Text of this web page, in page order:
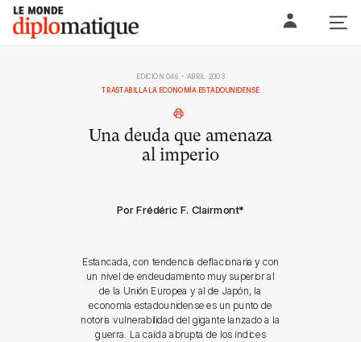
Skip
content
Le monde diplomatique
EDICIÓN 046 - ABRIL 2003
TRASTABILLA LA ECONOMÍA ESTADOUNIDENSE
Una deuda que amenaza
al imperio
Por Frédéric F. Clairmont*
Estancada, con tendencia deflacionaria y con
un nivel de endeudamiento muy superior al
de la Unión Europea y al de Japón, la
economía estadounidense es un punto de
notoria vulnerabilidad del gigante lanzado a la
guerra. La caída abrupta de los índices